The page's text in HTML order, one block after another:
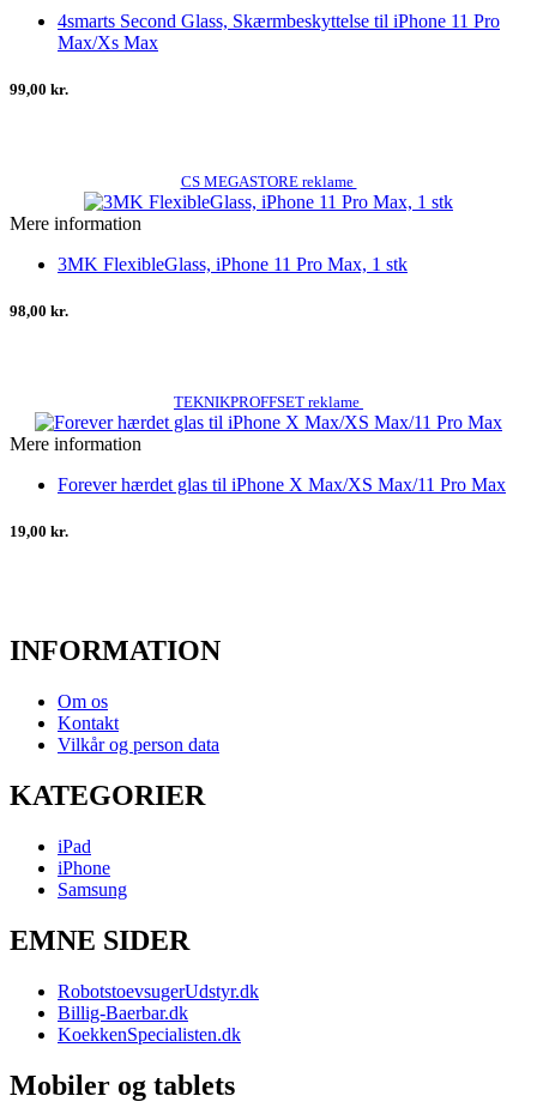
4smarts Second Glass, Skærmbeskyttelse til iPhone 11 Pro
Max/Xs Max
99,00 kr.
CS MEGASTORE reklame
Mere information
3MK FlexibleGlass, iPhone 11 Pro Max, 1 stk
98,00 kr.
TEKNIKPROFFSET reklame
Mere information
Forever hærdet glas til iPhone X Max/XS Max/11 Pro Max
19,00 kr.
INFORMATION
Om os
Kontakt
Vilkår og person data
KATEGORIER
iPad
iPhone
Samsung
EMNE SIDER
RobotstoevsugerUdstyr.dk
Billig-Baerbar.dk
KoekkenSpecialisten.dk
Mobiler og tablets